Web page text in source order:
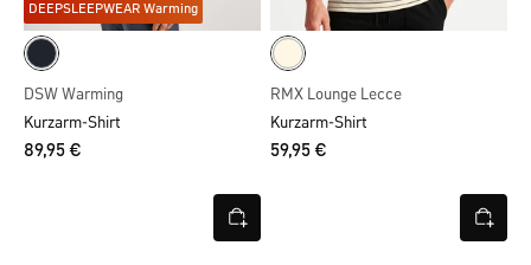
DEEPSLEEPWEAR Warming
DSW Warming
Kurzarm-Shirt
89,95 €
RMX Lounge Lecce
Kurzarm-Shirt
59,95 €